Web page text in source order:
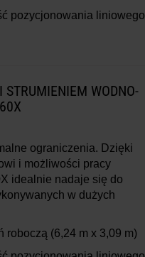
pozycjonowania liniowego
WODNO-
ograniczenia. Dzięki
i możliwości pracy
idealnie nadaje się do
w dużych
roboczą (6,24 m x 3,09 m)